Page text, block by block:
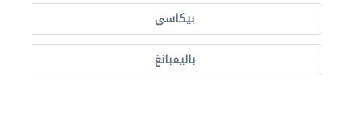
بيكاسي
باليمبانغ